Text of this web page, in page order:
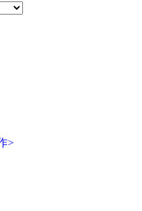
>